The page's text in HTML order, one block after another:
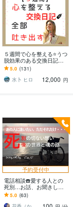
５週間で心を整える⭐うつ
脱効果のある交換日記し
ます 【通常版】気持ちを
吐き出す、習慣化❗
5.0 (131)
水卜 ヒロ
12,000 円
予約受付中
電話相談☎️愛する人との
死別…お話、お聞きしま
す あの人に逢いたい、た
だそれだけ…同じ境遇だ
5.0 (63)